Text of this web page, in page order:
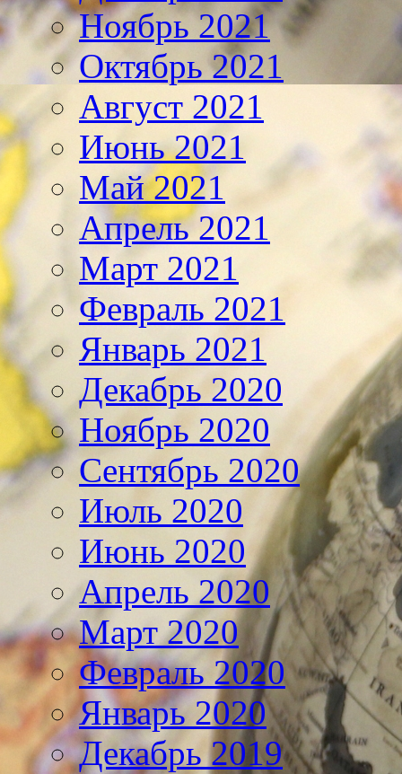
Ноябрь 2021
Октябрь 2021
Август 2021
Июнь 2021
Май 2021
Апрель 2021
Март 2021
Февраль 2021
Январь 2021
Декабрь 2020
Ноябрь 2020
Сентябрь 2020
Июль 2020
Июнь 2020
Апрель 2020
Март 2020
Февраль 2020
Январь 2020
Декабрь 2019